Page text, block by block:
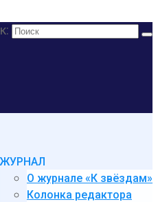
ЖУРНАЛ
О журнале «К звёздам»
Колонка редактора